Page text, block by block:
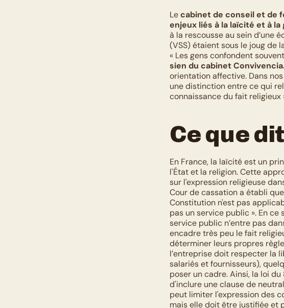
Le cabinet de conseil et de
enjeux liés à la laïcité et à
à la rescousse au sein d’une
(VSS) étaient sous le joug de
« Les gens confondent
sien du cabinet
orientation affective. Dans
une distinction entre ce qui
connaissance du fait religieux
Ce que
En France, la laïcité est un
l'État et la religion. Cette
sur l'expression religieuse
Cour de cassation a établi
Constitution n'est pas
pas un service public ». En
service public n’entre pas
encadre très peu le fait
déterminer leurs propres
l’entreprise doit respecter la
salariés et fournisseurs),
poser un cadre. Ainsi, la loi
d'inclure une clause de
peut limiter l'expression des
mais elle doit être justifiée et